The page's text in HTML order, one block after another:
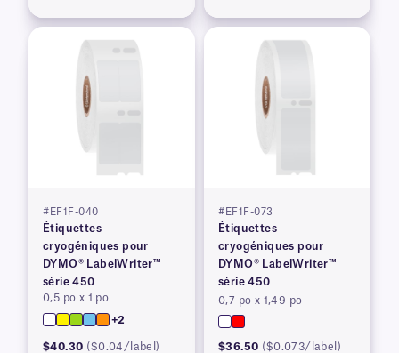
#EF1F-040
Étiquettes
cryogéniques pour
DYMO® LabelWriter™
série 450
0,5 po x 1 po
+2
$40.30 ($0.04/label)
#EF1F-073
Étiquettes
cryogéniques pour
DYMO® LabelWriter™
série 450
0,7 po x 1,49 po
$36.50 ($0.073/label)